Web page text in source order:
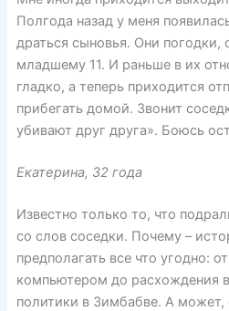
Полгода назад у меня
драться сыновья. Они погодки,
младшему 11. И раньше в их
гладко, а теперь приходится
прибегать домой. Звонит
убивают друг друга». Боюсь
Екатерина, 32 года
Известно только то, что
со слов соседки. Почему –
предполагать все что угодно:
компьютером до расхождения
политики в Зимбабве. А